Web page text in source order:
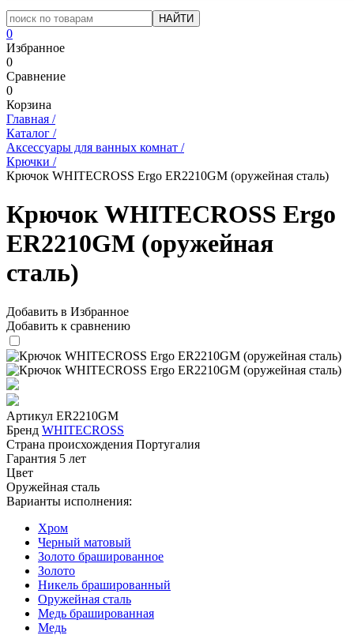
0
Избранное
0
Сравнение
0
Корзина
Главная /
Каталог /
Аксессуары для ванных комнат /
Крючки /
Крючок WHITECROSS Ergo ER2210GM (оружейная сталь)
Крючок WHITECROSS Ergo
ER2210GM (оружейная
сталь)
Добавить в Избранное
Добавить к сравнению
Артикул ER2210GM
Бренд WHITECROSS
Страна происхождения Португалия
Гарантия 5 лет
Цвет
Оружейная сталь
Варианты исполнения:
Хром
Черный матовый
Золото брашированное
Золото
Никель брашированный
Оружейная сталь
Медь брашированная
Медь